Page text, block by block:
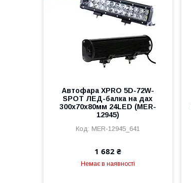
Автофара XPRO 5D-72W-
SPOT ЛЕД-балка на дах
300х70х80мм 24LED (MER-
12945)
MER-12945_641
1 682 ₴
Немає в наявності